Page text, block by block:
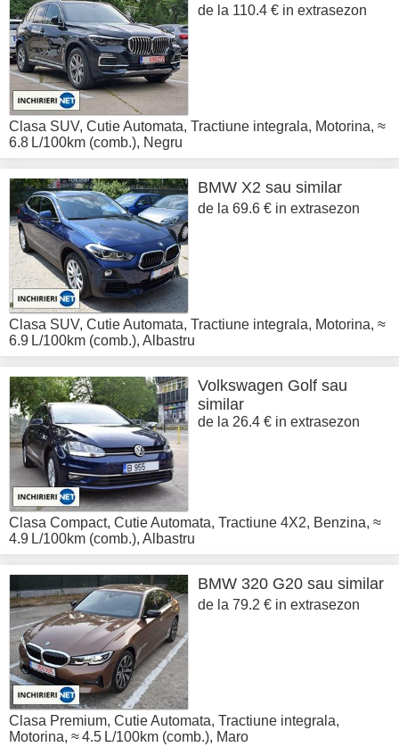
de la 110.4 € in extrasezon
Clasa SUV, Cutie Automata, Tractiune integrala, Motorina, ≈
6.8 L/100km (comb.), Negru
BMW X2 sau similar
de la 69.6 € in extrasezon
Clasa SUV, Cutie Automata, Tractiune integrala, Motorina, ≈
6.9 L/100km (comb.), Albastru
Volkswagen Golf sau
similar
de la 26.4 € in extrasezon
Clasa Compact, Cutie Automata, Tractiune 4X2, Benzina, ≈
4.9 L/100km (comb.), Albastru
BMW 320 G20 sau similar
de la 79.2 € in extrasezon
Clasa Premium, Cutie Automata, Tractiune integrala,
Motorina, ≈ 4.5 L/100km (comb.), Maro